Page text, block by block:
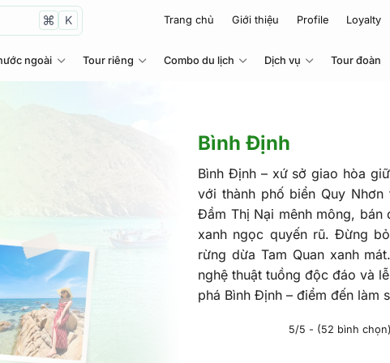
K Trang chủ Giới thiệu Profile Loyalty
ngoài Tour riêng Combo du lịch Dịch vụ Tour đoàn
Bình Định
Bình Định – xứ sở giao hòa
với thành phố biển Quy Nhơn
Đầm Thị Nại mênh mông, bán
xanh ngọc quyến rũ. Đừng
rừng dừa Tam Quan xanh
nghệ thuật tuồng độc đáo và
phá Bình Định – điểm đến làm
5/5 - (52 bình chọn)